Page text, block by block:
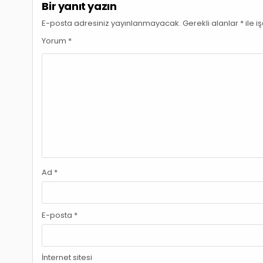
Bir yanıt yazın
E-posta adresiniz yayınlanmayacak. Gerekli alanlar *ile
Yorum *
Ad *
E-posta *
İnternet sitesi